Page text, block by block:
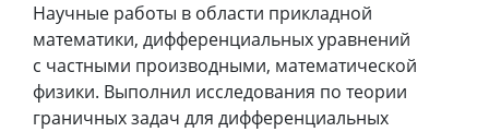
Научные работы в области прикладной
математики, дифференциальных уравнений
с частными производными, математической
физики. Выполнил исследования по теории
граничных задач для дифференциальных